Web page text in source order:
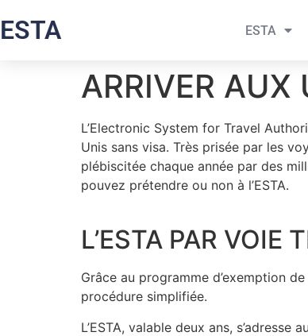
ESTA ESTA
ARRIVER AUX
L’Electronic System for Travel
Unis sans visa. Très prisée par les
plébiscitée chaque année par des
pouvez prétendre ou non à l’ESTA.
L’ESTA PAR VOIE
Grâce au programme d’exemption
procédure simplifiée.
L’ESTA, valable deux ans, s’adresse